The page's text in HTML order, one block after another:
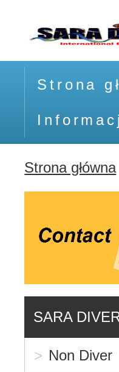
Strona
Strona główna
SARA
Non Diver